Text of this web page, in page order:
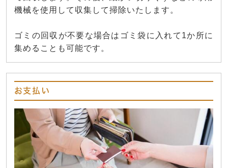
機械を使用して収集して掃除いたします。
ゴミの回収が不要な場合はゴミ袋に入れて1か所に
集めることも可能です。
お支払い